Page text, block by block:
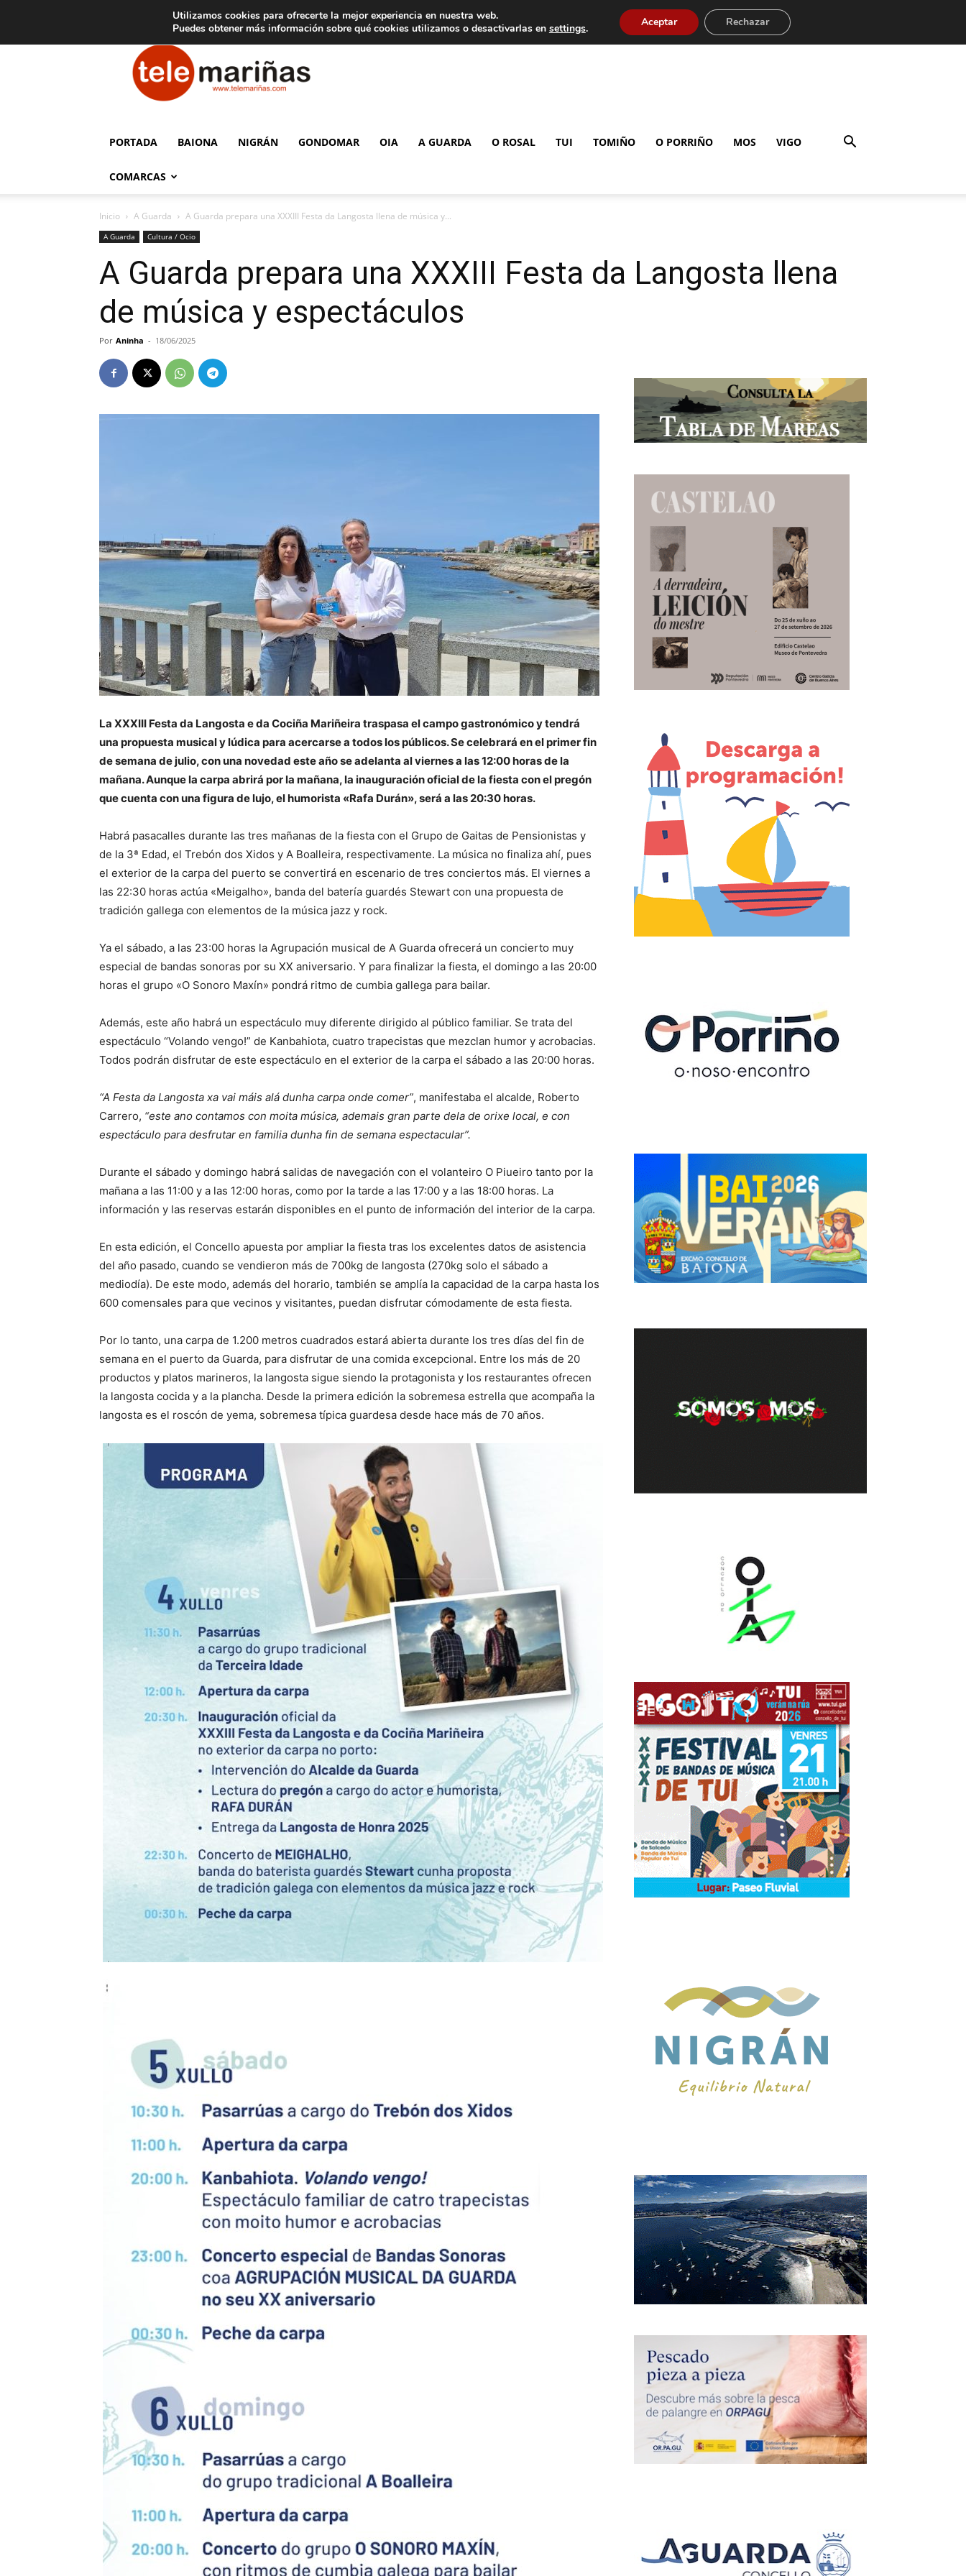
Aviso legal Tarifas de publicidad
Telemariñas
PORTADA BAIONA NIGRÁN GONDOMAR OIA A GUARDA O ROSAL TUI TOMIÑO O PORRIÑO MOS VIGO
COMARCAS
Inicio A Guarda A Guarda prepara una XXXIII Festa da Langosta llena de música y...
A Guarda Cultura / Ocio
A Guarda prepara una XXXIII Festa da Langosta llena
de música y espectáculos
Por Aninha - 18/06/2025
La XXXIII Festa da Langosta e da Cociña Mariñeira traspasa el campo gastronómico y tendrá
una propuesta musical y lúdica para acercarse a todos los públicos. Se celebrará en el primer fin
de semana de julio, con una novedad este año se adelanta al viernes a las 12:00 horas de la
mañana. Aunque la carpa abrirá por la mañana, la inauguración oficial de la fiesta con el pregón
que cuenta con una figura de lujo, el humorista «Rafa Durán», será a las 20:30 horas.
Habrá pasacalles durante las tres mañanas de la fiesta con el Grupo de Gaitas de Pensionistas y
de la 3ª Edad, el Trebón dos Xidos y A Boalleira, respectivamente. La música no finaliza ahí, pues
el exterior de la carpa del puerto se convertirá en escenario de tres conciertos más. El viernes a
las 22:30 horas actúa «Meigalho», banda del batería guardés Stewart con una propuesta de
tradición gallega con elementos de la música jazz y rock.
Ya el sábado, a las 23:00 horas la Agrupación musical de A Guarda ofrecerá un concierto muy
especial de bandas sonoras por su XX aniversario. Y para finalizar la fiesta, el domingo a las 20:00
horas el grupo «O Sonoro Maxín» pondrá ritmo de cumbia gallega para bailar.
Además, este año habrá un espectáculo muy diferente dirigido al público familiar. Se trata del
espectáculo “Volando vengo!” de Kanbahiota, cuatro trapecistas que mezclan humor y acrobacias.
Todos podrán disfrutar de este espectáculo en el exterior de la carpa el sábado a las 20:00 horas.
“A Festa da Langosta xa vai máis alá dunha carpa onde comer”, manifestaba el alcalde, Roberto
Carrero, “este ano contamos con moita música, ademais gran parte dela de orixe local, e con
espectáculo para desfrutar en familia dunha fin de semana espectacular”.
Durante el sábado y domingo habrá salidas de navegación con el volanteiro O Piueiro tanto por la
mañana a las 11:00 y a las 12:00 horas, como por la tarde a las 17:00 y a las 18:00 horas. La
información y las reservas estarán disponibles en el punto de información del interior de la carpa.
En esta edición, el Concello apuesta por ampliar la fiesta tras los excelentes datos de asistencia
del año pasado, cuando se vendieron más de 700kg de langosta (270kg solo el sábado a
mediodía). De este modo, además del horario, también se amplía la capacidad de la carpa hasta los
600 comensales para que vecinos y visitantes, puedan disfrutar cómodamente de esta fiesta.
Por lo tanto, una carpa de 1.200 metros cuadrados estará abierta durante los tres días del fin de
semana en el puerto da Guarda, para disfrutar de una comida excepcional. Entre los más de 20
productos y platos marineros, la langosta sigue siendo la protagonista y los restaurantes ofrecen
la langosta cocida y a la plancha. Desde la primera edición la sobremesa estrella que acompaña la
langosta es el roscón de yema, sobremesa típica guardesa desde hace más de 70 años.
Utilizamos cookies para ofrecerte la mejor experiencia en nuestra web.
Puedes obtener más información sobre qué cookies utilizamos o desactivarlas en settings. Aceptar Rechazar